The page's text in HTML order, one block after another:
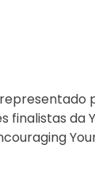
finalistas da